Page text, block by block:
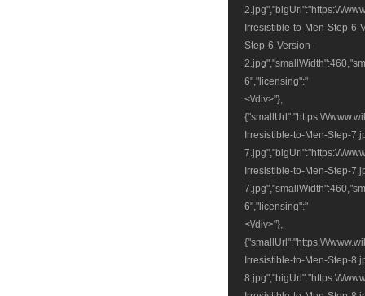
2.jpg","bigUrl":"https:\/\/
Irresistible-to-Men-Step-
Step-6-Version-
6","licensing":"
<\/div>"},
{"smallUrl":"https:\/\/
Irresistible-to-Men-Step-
7.jpg","bigUrl":"https:\/\/
Irresistible-to-Men-Step-
6","licensing":"
<\/div>"},
{"smallUrl":"https:\/\/
Irresistible-to-Men-Step-
8.jpg","bigUrl":"https:\/\/